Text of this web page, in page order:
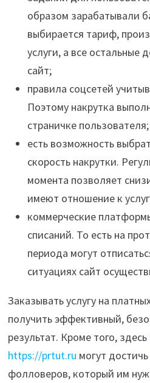
образом зарабатывали
выбирается тариф,
услуги, а все остальные
сайт;
правила соцсетей
Поэтому накрутка
страничке пользователя;
есть возможность
скорость накрутки.
момента позволяет
имеют отношение к
коммерческие
списаний. То есть на
периода могут
ситуациях сайт
Заказывать услугу на
получить эффективный,
результат. Кроме того, здесь
https://prtut.ru могут
фолловеров, который им